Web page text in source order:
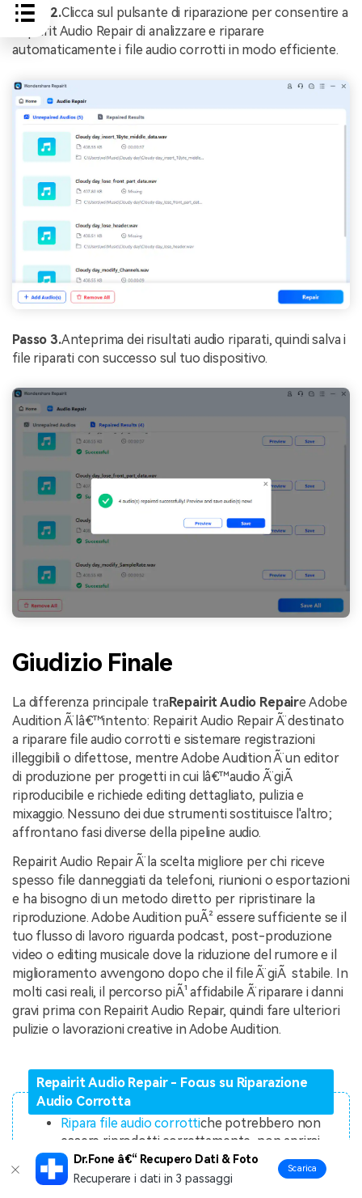
Passo 2.Clicca sul pulsante di riparazione per consentire a
Repairit Audio Repair di analizzare e riparare
automaticamente i file audio corrotti in modo efficiente.
Passo 3.Anteprima dei risultati audio riparati, quindi salva i
file riparati con successo sul tuo dispositivo.
Giudizio Finale
La differenza principale traRepairit Audio Repaire Adobe
Audition Ã¨ lâ€™intento: Repairit Audio Repair Ã¨ destinato
a riparare file audio corrotti e sistemare registrazioni
illeggibili o difettose, mentre Adobe Audition Ã¨ un editor
di produzione per progetti in cui lâ€™audio Ã¨ giÃ
riproducibile e richiede editing dettagliato, pulizia e
mixaggio. Nessuno dei due strumenti sostituisce l'altro;
affrontano fasi diverse della pipeline audio.
Repairit Audio Repair Ã¨ la scelta migliore per chi riceve
spesso file danneggiati da telefoni, riunioni o esportazioni
e ha bisogno di un metodo diretto per ripristinare la
riproduzione. Adobe Audition puÃ² essere sufficiente se il
tuo flusso di lavoro riguarda podcast, post-produzione
video o editing musicale dove la riduzione del rumore e il
miglioramento avvengono dopo che il file Ã¨ giÃ stabile. In
molti casi reali, il percorso piÃ¹ affidabile Ã¨ riparare i danni
gravi prima con Repairit Audio Repair, quindi fare ulteriori
pulizie o lavorazioni creative in Adobe Audition.
Repairit Audio Repair - Focus su Riparazione
Audio Corrotta
Ripara file audio corrottiche potrebbero non
essere riprodotti correttamente, non aprirsi
normalmente o produrre audio danneggiato.
Risolve i comuniproblemi di riproduzione
Dr.Fone â€“ Recupero Dati & Foto
Recuperare i dati in 3 passaggi
Scarica